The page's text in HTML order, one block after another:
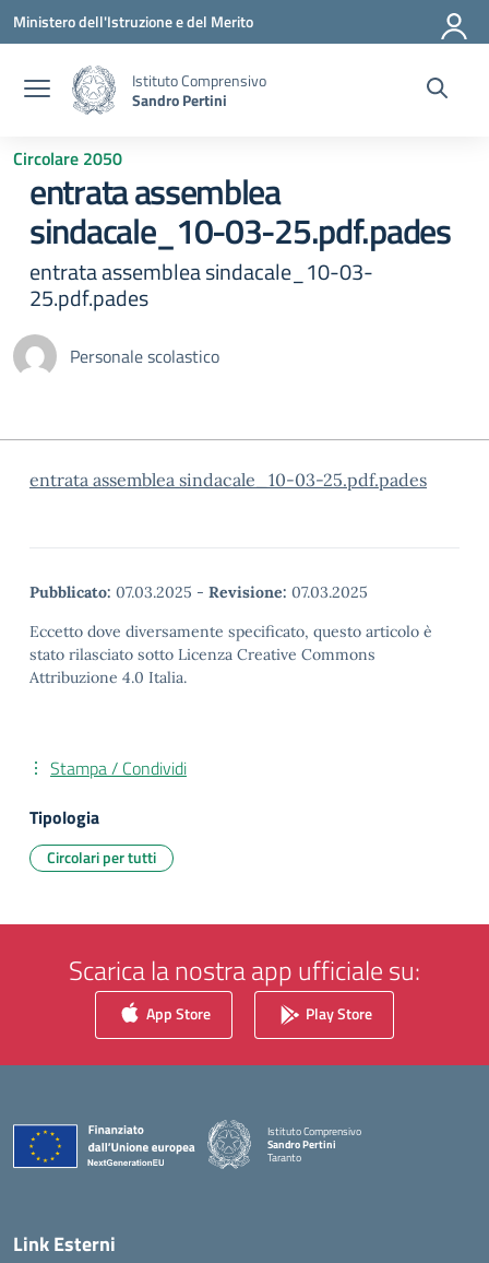
Vai ai contenuti
Vai al menu di navigazione
Vai al footer
Ministero dell'Istruzione e del Merito
Istituto Comprensivo
Sandro Pertini
Circolare 2050
entrata assemblea
sindacale_10-03-25.pdf.pades
entrata assemblea sindacale_10-03-
25.pdf.pades
Personale scolastico
entrata assemblea sindacale_10-03-25.pdf.pades
Pubblicato: 07.03.2025 - Revisione: 07.03.2025
Eccetto dove diversamente specificato, questo articolo è
stato rilasciato sotto Licenza Creative Commons
Attribuzione 4.0 Italia.
Stampa / Condividi
Tipologia
Circolari per tutti
Scarica la nostra app ufficiale su:
App Store Play Store
Istituto Comprensivo
Sandro Pertini
Taranto
Link Esterni